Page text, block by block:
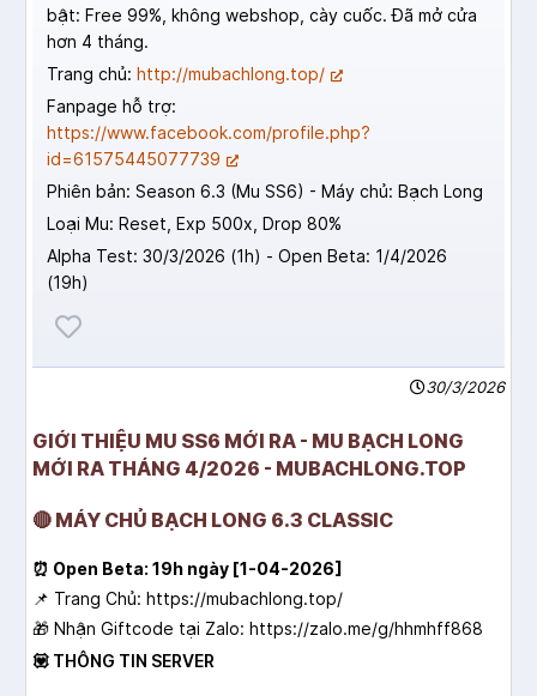
bật: Free 99%, không webshop, cày cuốc. Đã mở cửa
hơn 4 tháng.
Trang chủ: http://mubachlong.top/
Fanpage hỗ trợ:
https://www.facebook.com/profile.php?
id=61575445077739
Phiên bản: Season 6.3 (Mu SS6) - Máy chủ: Bạch Long
Loại Mu: Reset, Exp 500x, Drop 80%
Alpha Test: 30/3/2026 (1h) - Open Beta: 1/4/2026
(19h)
30/3/2026
GIỚI THIỆU MU SS6 MỚI RA - MU BẠCH LONG
MỚI RA THÁNG 4/2026 - MUBACHLONG.TOP
🔴 MÁY CHỦ BẠCH LONG 6.3 CLASSIC
⏰ Open Beta: 19h ngày [1-04-2026]
📌 Trang Chủ: https://mubachlong.top/
🎁 Nhận Giftcode tại Zalo: https://zalo.me/g/hhmhff868
💟 THÔNG TIN SERVER